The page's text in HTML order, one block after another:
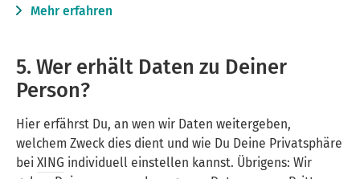
Mehr erfahren
5. Wer erhält Daten zu Deiner
Person?
Hier erfährst Du, an wen wir Daten weitergeben,
welchem Zweck dies dient und wie Du Deine Privatsphäre
beiXING individuell einstellen kannst. Übrigens: Wir